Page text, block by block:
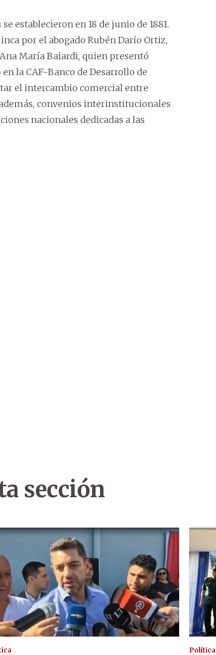
establecieron en 18 de junio de 1881.
por el abogado Rubén Darío Ortiz,
María Baiardi, quien presentó
la CAF-Banco de Desarrollo de
el intercambio comercial entre
convenios interinstitucionales
nacionales dedicadas a las
sección
Política